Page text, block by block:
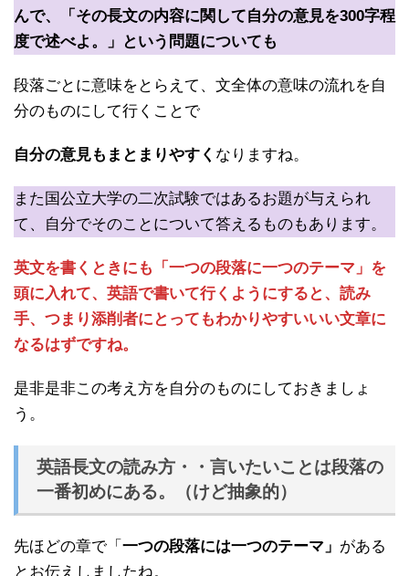
んで、「その長文の内容に関して自分の意見を300字程
度で述べよ。」という問題についても
段落ごとに意味をとらえて、文全体の意味の流れを自
分のものにして行くことで
自分の意見もまとまりやすく なりますね。
また国公立大学の二次試験ではあるお題が与えられ
て、自分でそのことについて答えるものもあります。
英文を書くときにも「一つの段落に一つのテーマ」を
頭に入れて、英語で書いて行くようにすると、読み
手、つまり添削者にとってもわかりやすいいい文章に
なるはずですね。
是非是非この考え方を自分のものにしておきましょ
う。
英語長文の読み方・・言いたいことは段落の
一番初めにある。（けど抽象的）
先ほどの章で「 一つの段落には一つのテーマ」 がある
とお伝えしましたね。